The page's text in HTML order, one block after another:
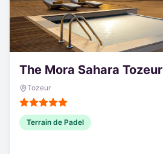
The Mora Sahara Tozeur
Tozeur
Terrain de Padel